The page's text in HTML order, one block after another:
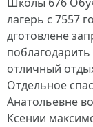
лагерь с 7557
дготовлене
отличный
Отдельное
Анатольевне
Ксении